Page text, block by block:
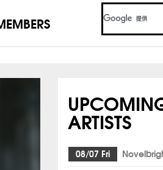
ARTISTS
08/07 Fri